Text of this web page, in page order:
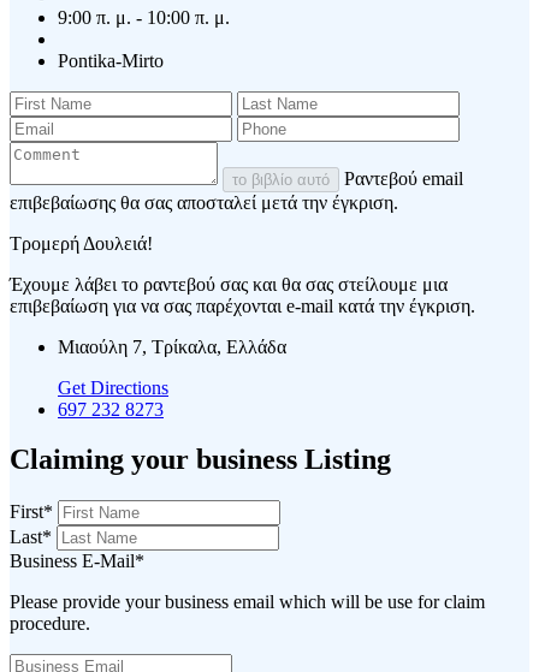
9:00 π. μ. - 10:00 π. μ.
Pontika-Mirto
το βιβλίο αυτό
Ραντεβού email
επιβεβαίωσης θα σας αποσταλεί μετά την έγκριση.
Τρομερή Δουλειά!
Έχουμε λάβει το ραντεβού σας και θα σας στείλουμε μια
επιβεβαίωση για να σας παρέχονται e-mail κατά την έγκριση.
Μιαούλη 7, Τρίκαλα, Ελλάδα
Get Directions
697 232 8273
Claiming your business Listing
First*
Last*
Business E-Mail*
Please provide your business email which will be use for claim
procedure.